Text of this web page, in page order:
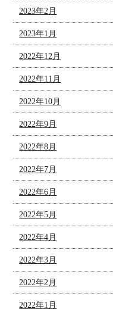
2023年2月
2023年1月
2022年12月
2022年11月
2022年10月
2022年9月
2022年8月
2022年7月
2022年6月
2022年5月
2022年4月
2022年3月
2022年2月
2022年1月